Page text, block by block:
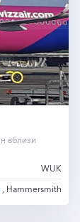
вблизи
WUK
, Hammersmith